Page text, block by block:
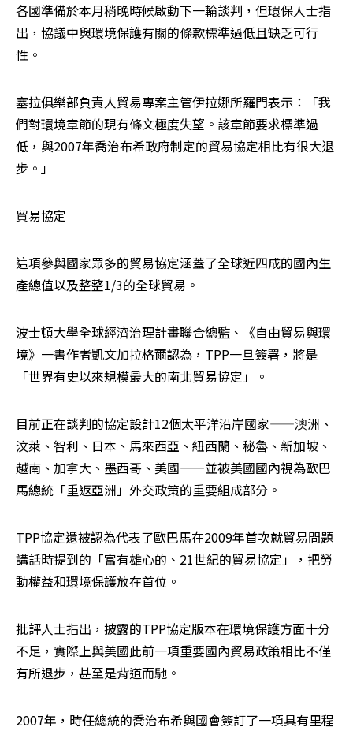
各國準備於本月稍晚時候啟動下一輪談判，但環保人士指
出，協議中與環境保護有關的條款標準過低且缺乏可行
性。
塞拉俱樂部負責人貿易專案主管伊拉娜所羅門表示：「我
們對環境章節的現有條文極度失望。該章節要求標準過
低，與2007年喬治布希政府制定的貿易協定相比有很大退
步。」
貿易協定
這項參與國家眾多的貿易協定涵蓋了全球近四成的國內生
產總值以及整整1/3的全球貿易。
波士頓大學全球經濟治理計畫聯合總監、《自由貿易與環
境》一書作者凱文加拉格爾認為，TPP一旦簽署，將是
「世界有史以來規模最大的南北貿易協定」。
目前正在談判的協定設計12個太平洋沿岸國家——澳洲、
汶萊、智利、日本、馬來西亞、紐西蘭、秘魯、新加坡、
越南、加拿大、墨西哥、美國——並被美國國內視為歐巴
馬總統「重返亞洲」外交政策的重要組成部分。
TPP協定還被認為代表了歐巴馬在2009年首次就貿易問題
講話時提到的「富有雄心的、21世紀的貿易協定」，把勞
動權益和環境保護放在首位。
批評人士指出，披露的TPP協定版本在環境保護方面十分
不足，實際上與美國此前一項重要國內貿易政策相比不僅
有所退步，甚至是背道而馳。
2007年，時任總統的喬治布希與國會簽訂了一項具有里程